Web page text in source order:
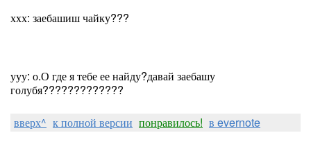
ххх: заебашиш чайку???
ууу: о.О где я тебе ее найду?давай заебашу
голубя?????????????
вверх^ к полной версии понравилось! в evernote